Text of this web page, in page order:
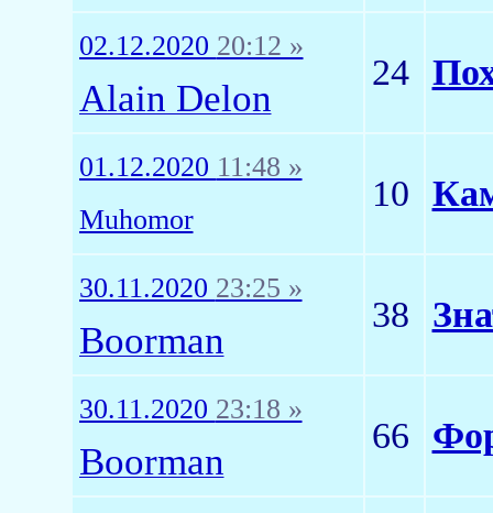
02.12.2020 20:12 »
Alain Delon
24
01.12.2020 11:48 »
Muhomor
10
30.11.2020 23:25 »
Boorman
38
30.11.2020 23:18 »
Boorman
66